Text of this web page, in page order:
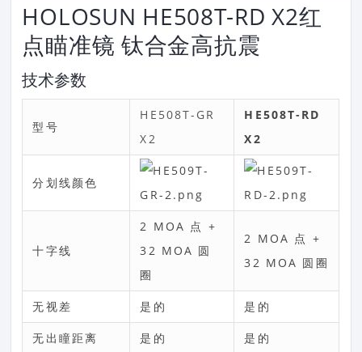
HOLOSUN HE508T-RD X2红
点瞄准镜 钛合金高抗震
技术参数
型号
HE508T-GR
X2
HE508T-RD
X2
分划线颜色
十字线
2 MOA 点 +
32 MOA 圆
圈
2 MOA 点 +
32 MOA 圆圈
无视差 是的 是的
无出瞳距离 是的 是的